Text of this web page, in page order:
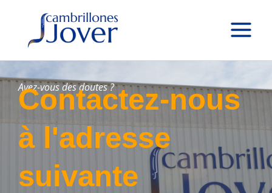
contenu
Avez-vous des doutes ?
Contactez-nous
à l'adresse
suivante